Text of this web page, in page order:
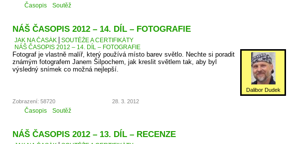
Časopis Soutěž
NÁŠ ČASOPIS 2012 – 14. DÍL – FOTOGRAFIE
JAK NA ČASÁK
SOUTĚŽE A CERTIFIKÁTY
NÁŠ ČASOPIS 2012 – 14. DÍL – FOTOGRAFIE
Dalibor Dudek
Fotograf je vlastně malíř, který používá místo barev světlo. Nechte si poradit
známým fotografem Janem Šilpochem, jak kreslit světlem tak, aby byl
výsledný snímek co možná nejlepší.
Zobrazení: 58720 28. 3. 2012
Časopis Soutěž
NÁŠ ČASOPIS 2012 – 13. DÍL – RECENZE